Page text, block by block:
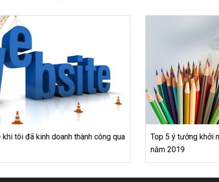
Top 5 ý tưởng khởi nghiệp của bạn trẻ Việt đột phá nhất